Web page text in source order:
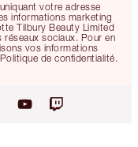
votre adresse
informations marketing
Tilbury Beauty Limited
sociaux. Pour en
vos informations
de confidentialité.